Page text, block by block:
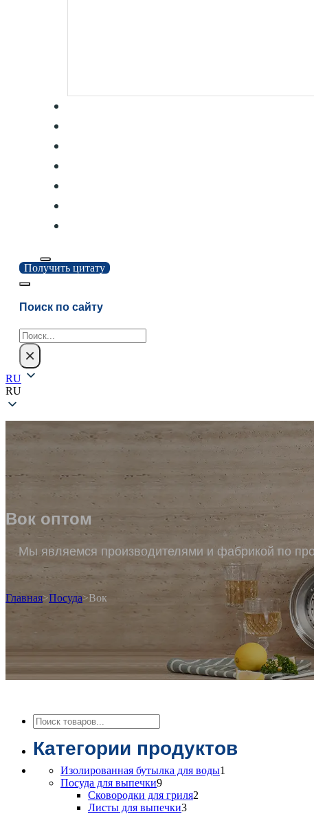
Получить цитату
Поиск по сайту
Поиск
×
RU
RU
Вок оптом
Мы являемся производителями и фабрикой по
Главная>Посуда>Вок
Поиск
Категории продуктов
Изолированная бутылка для воды1
Посуда для выпечки99
товаров
Сковородки для гриля2
Листы для выпечки33